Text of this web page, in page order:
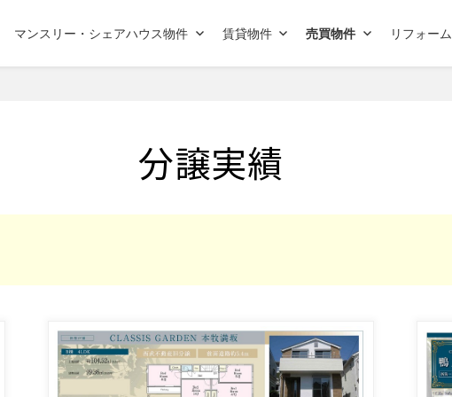
マンスリー・シェアハウス物件 賃貸物件 売買物件 リフォーム
分譲実績